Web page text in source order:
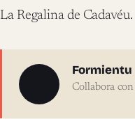
La Regalina de Cadavéu.
Sobre l'autor
Formientu
Collabora